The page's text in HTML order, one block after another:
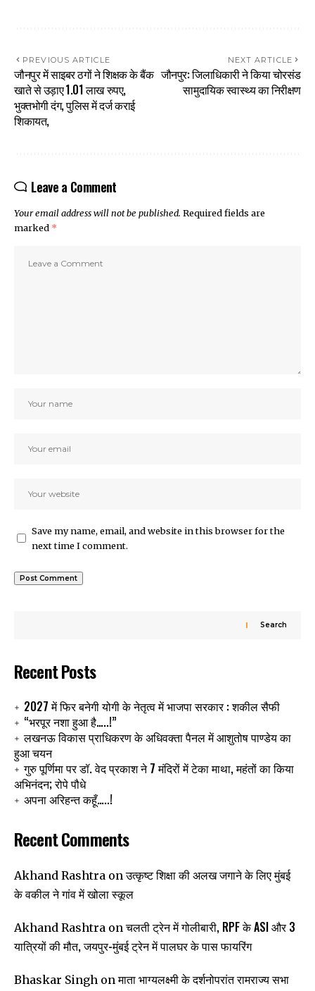
PREVIOUS ARTICLE
जौनपुर में साइबर ठगों ने शिक्षक के बैंक
खाते से उड़ाए ₹1.01 लाख रुपए,
भुक्तभोगी दंग, पुलिस में दर्ज कराई
शिकायत,
NEXT ARTICLE
जौनपुर: जिलाधिकारी ने किया चोरसंड
सामुदायिक स्वास्थ्य का निरीक्षण
Leave a Comment
Your email address will not be published. Required fields are
marked *
Save my name, email, and website in this browser for the
next time I comment.
Search
Recent Posts
2027 में फिर बनेगी योगी के नेतृत्व में भाजपा सरकार : शकील सैफी
“भरपूर नशा हुआ है…..!”
लखनऊ विकास प्राधिकरण के अधिवक्ता पैनल में आशुतोष पाण्डेय का
हुआ चयन
गुरु पूर्णिमा पर डॉ. वेद प्रकाश ने 7 मंदिरों में टेका माथा, महंतों का किया
अभिनंदन; रोपे पौधे
अपना अरिहन्त कहूँ…..!
Recent Comments
Akhand Rashtra onउत्कृष्ट शिक्षा की अलख जगाने के लिए मुंबई
के वकील ने गांव में खोला स्कूल
Akhand Rashtra onचलती ट्रेन में गोलीबारी, RPF के ASI और 3
यात्रियों की मौत, जयपुर-मुंबई ट्रेन में पालघर के पास फायरिंग
Bhaskar Singh onमाता भाग्यलक्ष्मी के दर्शनोपरांत रामराज्य सभा